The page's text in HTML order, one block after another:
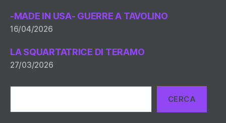
-MADE IN USA- GUERRE A TAVOLINO
16/04/2026
LA SQUARTATRICE DI TERAMO
27/03/2026
CERCA